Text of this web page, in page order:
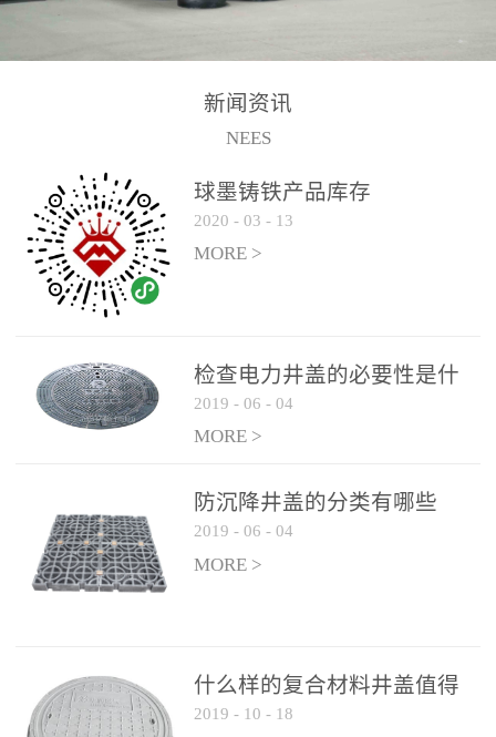
新闻资讯
NEES
球墨铸铁产品库存
2020 - 03 - 13
MORE >
检查电力井盖的必要性是什
么？
2019 - 06 - 04
MORE >
防沉降井盖的分类有哪些
2019 - 06 - 04
MORE >
什么样的复合材料井盖值得
选择和使用
2019 - 10 - 18